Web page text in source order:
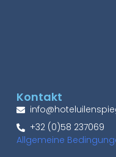
Kontakt
+32 (0)58 237069
Allgemeine